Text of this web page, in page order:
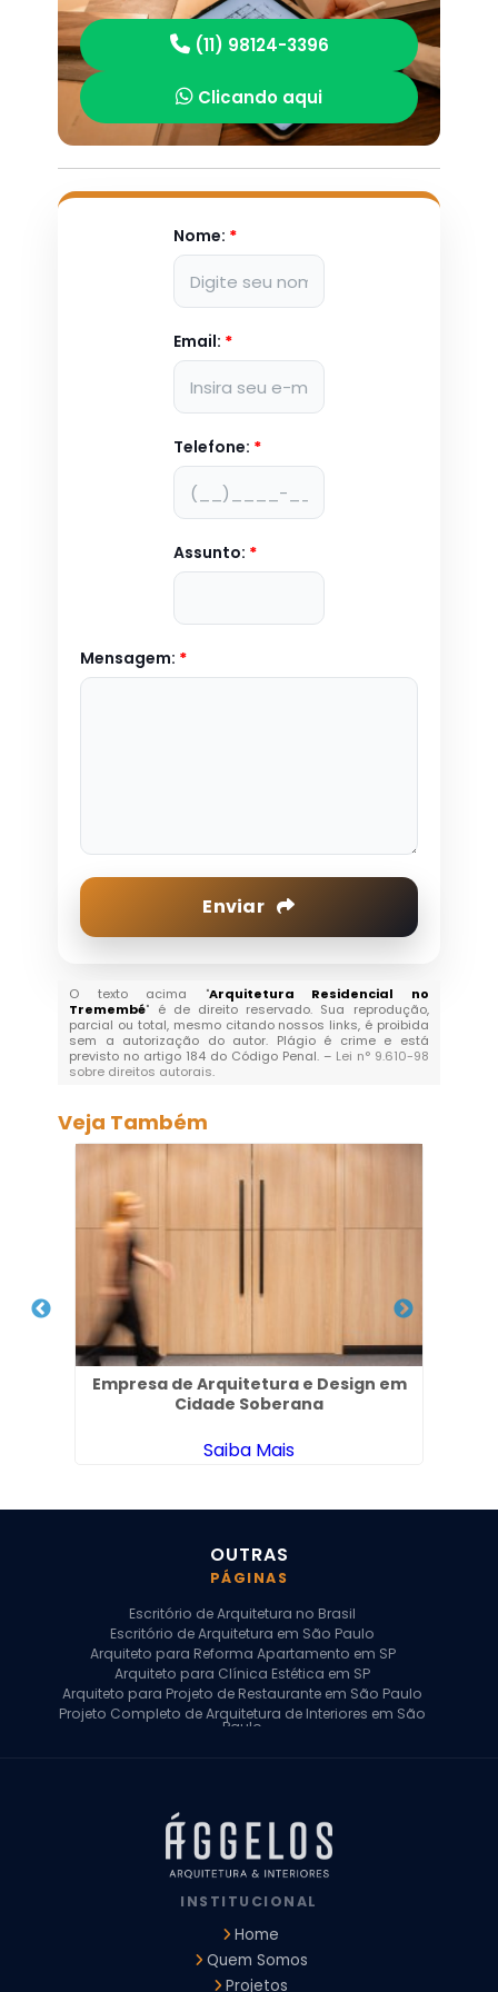
(11) 98124-3396
Clicando aqui
Nome: *
Email: *
Telefone: *
Assunto: *
Mensagem: *
Enviar
O texto acima "Arquitetura Residencial no
Tremembé" é de direito reservado. Sua reprodução,
parcial ou total, mesmo citando nossos links, é proibida
sem a autorização do autor. Plágio é crime e está
previsto no artigo 184 do Código Penal. – Lei n° 9.610-98
sobre direitos autorais.
Veja Também
Empresa de Arquitetura e Design em
Cidade Soberana
Saiba Mais
OUTRAS
PÁGINAS
Escritório de Arquitetura no Brasil
Escritório de Arquitetura em São Paulo
Arquiteto para Reforma Apartamento em SP
Arquiteto para Clínica Estética em SP
Arquiteto para Projeto de Restaurante em São Paulo
Projeto Completo de Arquitetura de Interiores em São
Paulo
Arquiteto para Projeto Comercial em São Paulo
Arquiteto Comercial
Arquiteto para Reforma de Apartamento
Arquiteto para Reforma Residencial
Arquitetura para Reforma de Casas
Design de Interiores Apartamentos
Design de Interiores Residencial
Empresa de Arquitetura e Design
INSTITUCIONAL
Home
Quem Somos
Projetos